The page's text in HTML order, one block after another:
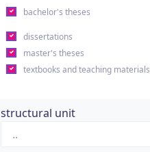
bachelor's theses
dissertations
master's theses
textbooks and teaching materials
structural unit